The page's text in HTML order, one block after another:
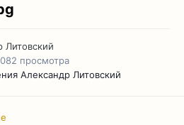
Литовский
просмотра
Александр Литовский